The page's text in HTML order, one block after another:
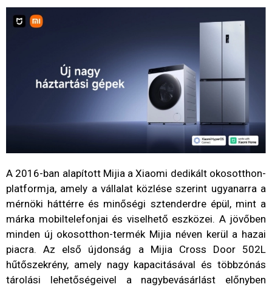
A 2016-ban alapított Mijia a Xiaomi dedikált okosotthon-
platformja, amely a vállalat közlése szerint ugyanarra a
mérnöki háttérre és minőségi sztenderdre épül, mint a
márka mobiltelefonjai és viselhető eszközei. A jövőben
minden új okosotthon-termék Mijia néven kerül a hazai
piacra. Az első újdonság a Mijia Cross Door 502L
hűtőszekrény, amely nagy kapacitásával és többzónás
tárolási lehetőségeivel a nagybevásárlást előnyben